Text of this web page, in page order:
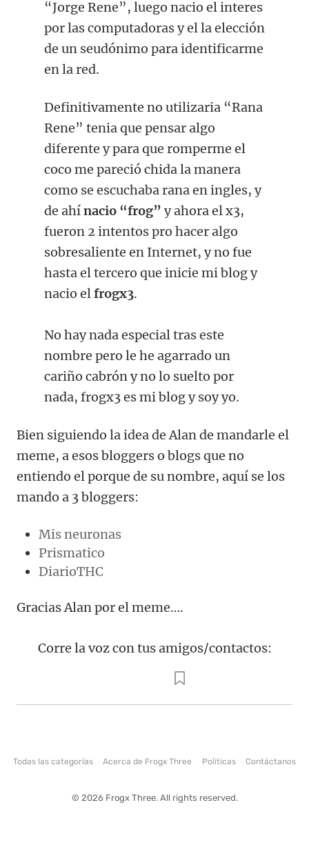
“Jorge Rene”, luego nacio el interes
por las computadoras y el la elección
de un seudónimo para identificarme
en la red.
Definitivamente no utilizaria “Rana
Rene” tenia que pensar algo
diferente y para que romperme el
coco me pareció chida la manera
como se escuchaba rana en ingles, y
de ahínacio “frog” y ahora el x3,
fueron 2 intentos pro hacer algo
sobresaliente en Internet, y no fue
hasta el tercero que inicie mi blog y
nacio elfrogx3.
No hay nada especial tras este
nombre pero le he agarrado un
cariño cabrón y no lo suelto por
nada, frogx3 es mi blog y soy yo.
Bien siguiendo la idea de Alan de mandarle el
meme, a esos bloggers o blogs que no
entiendo el porque de su nombre, aquí se los
mando a 3 bloggers:
Mis neuronas
Prismatico
DiarioTHC
Gracias Alan por el meme….
Corre la voz con tus amigos/contactos:
Todas las categorías Acerca de Frogx Three Politicas Contáctanos
© 2026 Frogx Three. All rights reserved.